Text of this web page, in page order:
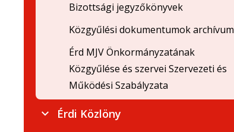
Bizottsági jegyzőkönyvek
Közgyűlési dokumentumok archívum
Érd MJV Önkormányzatának
Közgyűlése és szervei Szervezeti és
Működési Szabályzata
Érdi Közlöny